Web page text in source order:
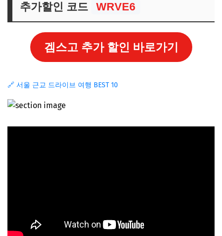
추가할인 코드 WRVE6
겜스고 추가 할인 바로가기
🔗 서울 근교 드라이브 여행 BEST 10